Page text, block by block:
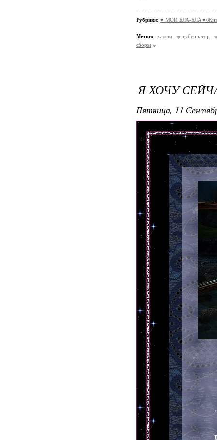
Рубрики: ♥ МОИ БЛA-БЛA ♥/
Метки: халява
губернатор
сборы
Я ХОЧУ
Пятница, 11